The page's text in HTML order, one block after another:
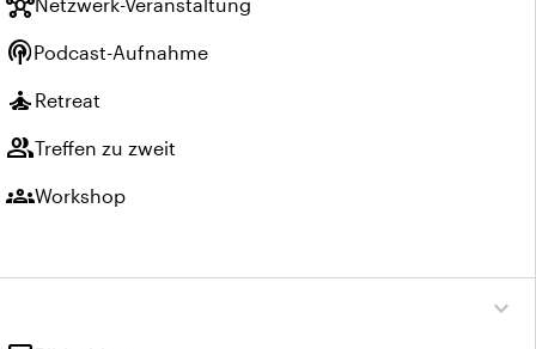
podcastsPodcast-Aufnahme
self_improvement Retreat
groupTreffen zu zweit
groupsWorkshop
expand_more